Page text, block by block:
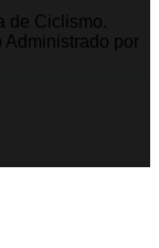
de Ciclismo.
Administrado por